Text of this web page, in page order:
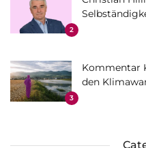
2
3
Kommentar
den